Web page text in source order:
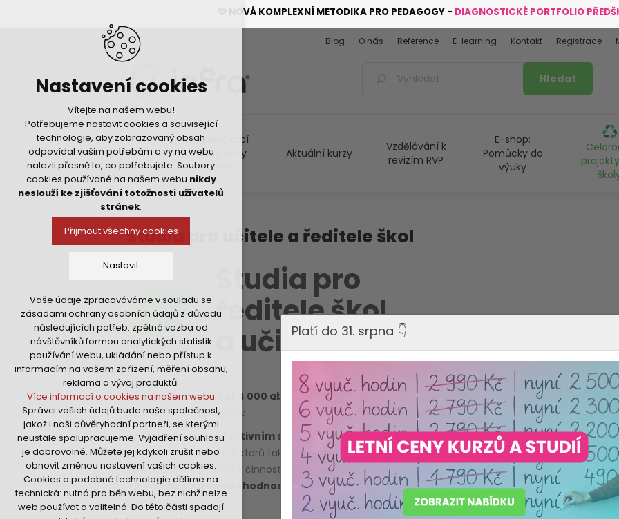
🩷 NOVÁ KOMPLEXNÍ METODIKA PRO PEDAGOGY - DIAGNOSTICKÉ PORTFOLIO
Nastavení cookies
Vítejte na našem webu!
Potřebujeme nastavit cookies a související
technologie, aby zobrazovaný obsah
odpovídal vašim potřebám a vy na webu
nalezli přesně to, co potřebujete. Soubory
cookies používané na našem webu nikdy
neslouží ke zjišťování totožnosti uživatelů
stránek.
Přijmout všechny cookies
Nastavit
Technická cookies
nutná pro provozování webu
udržení kontextu stránek (session):
případná přihlášení, volby jazyka, apod.
Volitelná cookies
analytická pro anonymizované
vyhodnocení návštěvnosti
marketingová cookies (Google,Hotjar,Sklik)
Více informací o cookies na našem webu
Přijmout všechny cookies
Odmítnout vše
Vaše údaje zpracováváme v souladu se
zásadami ochrany osobních údajů z důvodu
následujících potřeb: zpětná vazba od
návštěvníků formou analytických statistik
používání webu, ukládání nebo přístup k
informacím na vašem zařízení, měření obsahu,
reklama a vývoj produktů.
Více informací o cookies na našem webu
Správci vašich údajů bude naše společnost,
jakož i naši důvěryhodní partneři, se kterými
neustále spolupracujeme. Vyjádření souhlasu
je dobrovolné. Můžete jej kdykoli zrušit nebo
obnovit změnou nastavení vašich cookies.
Cookies a podobné technologie dělíme na
technická: nutná pro běh webu, bez nichž nelze
web používat a volitelná. Do této části spadají
Vzdělávací
programy
DVPP
Aktuální kurzy
Vzdělávání k
revizím RVP
E-shop:
Pomůcky do
výuky
Blog O nás Reference E-learning Kontakt Registrace
Studia pro učitele a ředitele škol
Studia pro
ředitele škol
a učitele
Přidejte se k více než 4 000 absolventům, přihlaste se a
rozšiřte své kompetence.
Výuku stavíme naefektivním sdílení zkušenostípod
odborným dohledem lektorů tak, aby získané kompetence
byly ověřeny v praktické činnosti na vlastní škole a
zároveňposouzeny a zhodnocenyvlastní studijní
skupinou uvnitř kurzu.
Platí do 31. srpna 👇